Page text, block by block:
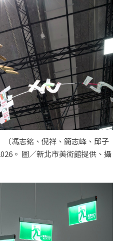
馮志銘、倪祥、簡志峰、邱子
。 圖／新北市美術館提供、攝